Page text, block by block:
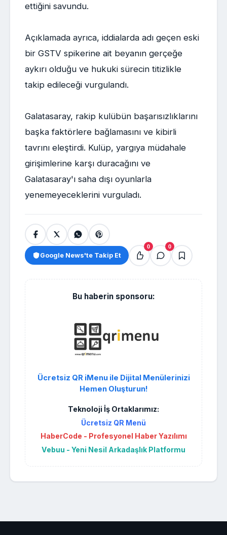
ettiğini savundu.
Açıklamada ayrıca, iddialarda adı geçen eski
bir GSTV spikerine ait beyanın gerçeğe
aykırı olduğu ve hukuki sürecin titizlikle
takip edileceği vurgulandı.
Galatasaray, rakip kulübün başarısızlıklarını
başka faktörlere bağlamasını ve kibirli
tavrını eleştirdi. Kulüp, yargıya müdahale
girişimlerine karşı duracağını ve
Galatasaray'ı saha dışı oyunlarla
yenemeyeceklerini vurguladı.
Google News'te Takip Et
0 0
Bu haberin sponsoru:
Ücretsiz QR iMenu ile Dijital Menülerinizi
Hemen Oluşturun!
Teknoloji İş Ortaklarımız:
Ücretsiz QR Menü
HaberCode - Profesyonel Haber Yazılımı
Vebuu - Yeni Nesil Arkadaşlık Platformu